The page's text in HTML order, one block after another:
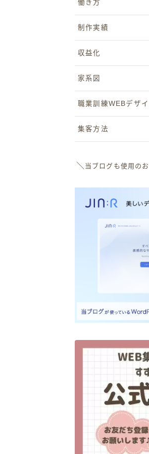
働き方
制作実績
収益化
家系図
職業訓練WEBデザイ
集客方法
＼ 当ブログも使用の